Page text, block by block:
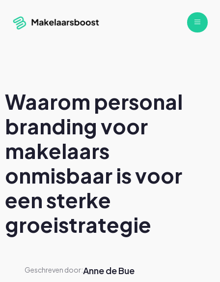
Waarom personal
branding voor
makelaars
onmisbaar is voor
een sterke
groeistrategie
Geschreven door:Anne de Bue